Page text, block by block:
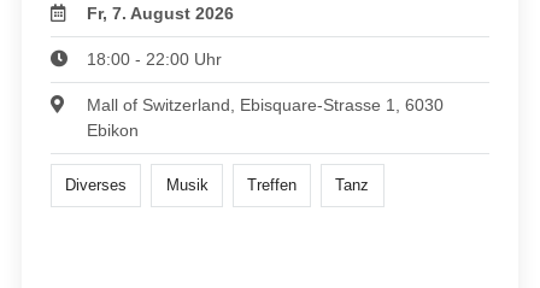
Fr, 7. August 2026
18:00 - 22:00 Uhr
Mall of Switzerland, Ebisquare-Strasse 1, 6030
Ebikon
Diverses Musik Treffen Tanz